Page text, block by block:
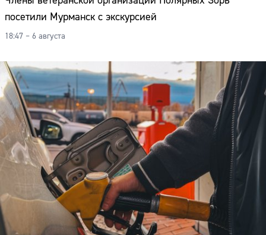
посетили Мурманск с экскурсией
18:47 – 6 августа